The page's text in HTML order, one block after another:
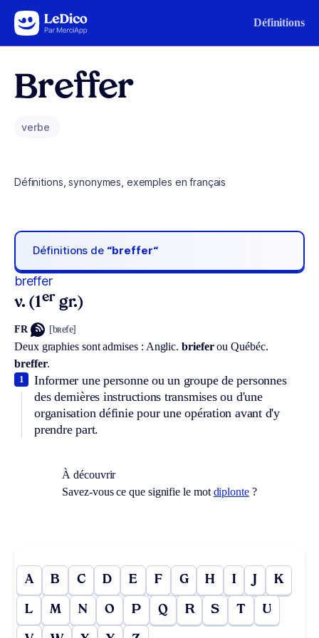
Aller au contenu Définitions
Breffer
verbe
Définitions, synonymes, exemples en français
Définitions de “breffer“
breffer
v. (1er gr.)
FR [bʀefe]
Deux graphies sont admises : Anglic. brieferouQuébéc.
breffer.
Informer une personne ou un groupe de personnes
des dernières instructions transmises ou d'une
organisation définie pour une opération avant d'y
prendre part.
1
À découvrir
Savez-vous ce que signifie le mot diplonte?
A B C D E F G H I J K
L M N O P Q R S T U